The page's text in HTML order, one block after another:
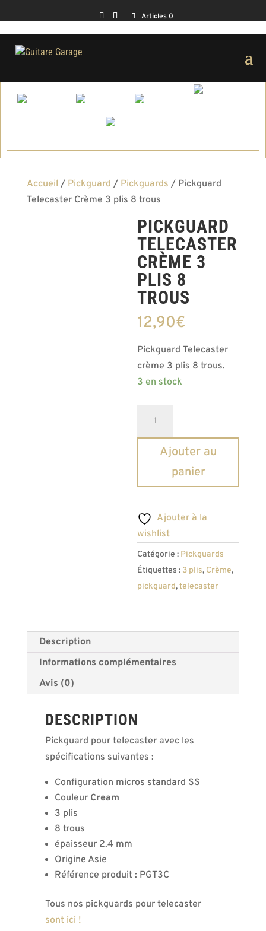
Articles 0
Accueil / Pickguard / Pickguards / Pickguard
Telecaster Crème 3 plis 8 trous
PICKGUARD
TELECASTER
CRÈME 3
PLIS 8
TROUS
12,90€
Pickguard Telecaster
crème 3 plis 8 trous.
3 en stock
Pickguard
Telecaster
8
trous
Ajouter au
panier
Ajouter à la
wishlist
Catégorie : Pickguards
Étiquettes : 3 plis, Crème,
pickguard,telecaster
Description
Informations complémentaires
Avis (0)
DESCRIPTION
Pickguard pour telecaster avec les
spécifications suivantes :
Configuration micros standard SS
Couleur Cream
3 plis
8 trous
épaisseur 2.4 mm
Origine Asie
Référence produit : PGT3C
Tous nos pickguards pour telecaster
sont ici !